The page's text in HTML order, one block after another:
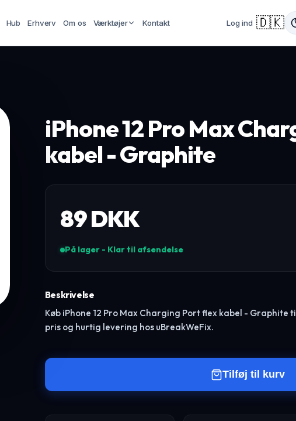
Hub Erhverv Om os Værktøjer Kontakt Log ind 🇩🇰
iPhone 12 Pro Max
kabel - Graphite
89DKK
På lager - Klar til afsendelse
Beskrivelse
Køb iPhone 12 Pro Max Charging Port flex kabel - Graphite
pris og hurtig levering hos uBreakWeFix.
Tilføj til kurv